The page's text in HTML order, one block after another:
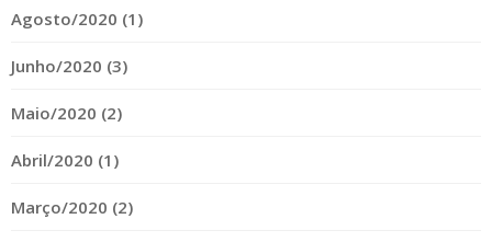
Agosto/2020 (1)
Junho/2020 (3)
Maio/2020 (2)
Abril/2020 (1)
Março/2020 (2)